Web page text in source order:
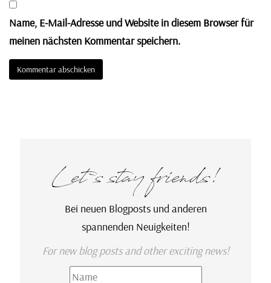
Name, E-Mail-Adresse und Website in diesem Browser für
meinen nächsten Kommentar speichern.
Let`s stay friends!
Bei neuen Blogposts und anderen
spannenden Neuigkeiten!
For new blog posts and other exciting news!